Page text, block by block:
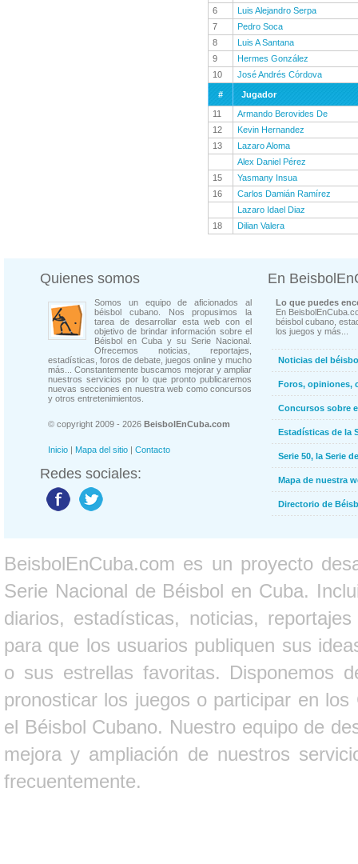
6
Luis Alejandro Serpa
7
Pedro Soca
8
Luis A Santana
9
Hermes González
10
José Andrés Córdova
#
Jugador
11
Armando Berovides De
12
Kevin Hernandez
13
Lazaro Aloma
Alex Daniel Pérez
15
Yasmany Insua
16
Carlos Damián Ramírez
Lazaro Idael Diaz
18
Dilian Valera
Quienes somos
Somos un equipo de aficionados al
béisbol cubano. Nos propusimos la
tarea de desarrollar esta web con el
objetivo de brindar información sobre el
Béisbol en Cuba y su Serie Nacional.
Ofrecemos noticias, reportajes,
estadísticas, foros de debate, juegos online y mucho
más... Constantemente buscamos mejorar y ampliar
nuestros servicios por lo que pronto publicaremos
nuevas secciones en nuestra web como concursos
y otros entretenimientos.
© copyright 2009 - 2026 BeisbolEnCuba.com
Inicio | Mapa del sitio | Contacto
Redes sociales:
En
Lo que puedes
En
béisbol cubano,
los juegos y más...
Noticias del
Foros, opiniones,
Concursos sobre
Estadísticas de la
Serie 50, la Serie
Mapa de nuestra
Directorio de
BeisbolEnCuba.com es un proyecto
Serie Nacional de Béisbol en Cuba.
diarios, estadísticas, noticias,
para que los usuarios publiquen sus
o sus estrellas favoritas. Disponemos
pronosticar los juegos o participar en
el Béisbol Cubano. Nuestro equipo de
mejora y ampliación de nuestros
frecuentemente.